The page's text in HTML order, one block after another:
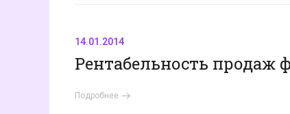
14.01.2014
Рентабельность продаж
Подробнее